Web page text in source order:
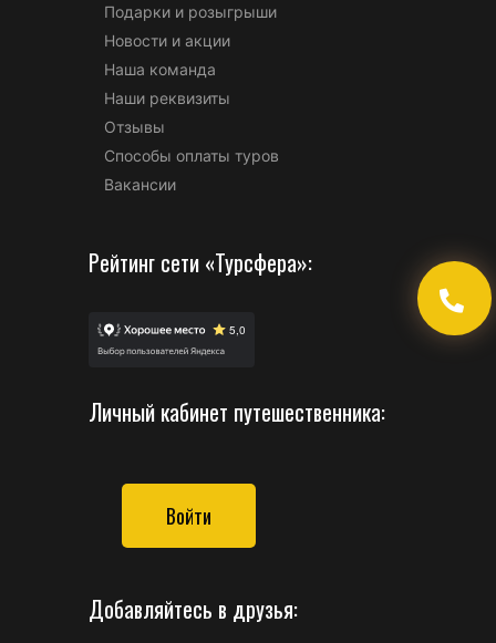
Подарки и розыгрыши
Новости и акции
Наша команда
Наши реквизиты
Отзывы
Способы оплаты туров
Вакансии
Рейтинг сети «Турсфера»:
Личный кабинет путешественника:
Войти
Добавляйтесь в друзья: